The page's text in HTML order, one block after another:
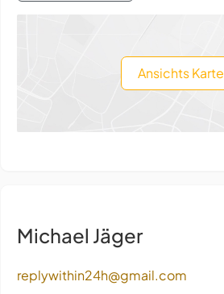
Ansichts Karte
Michael Jäger
replywithin24h@gmail.com